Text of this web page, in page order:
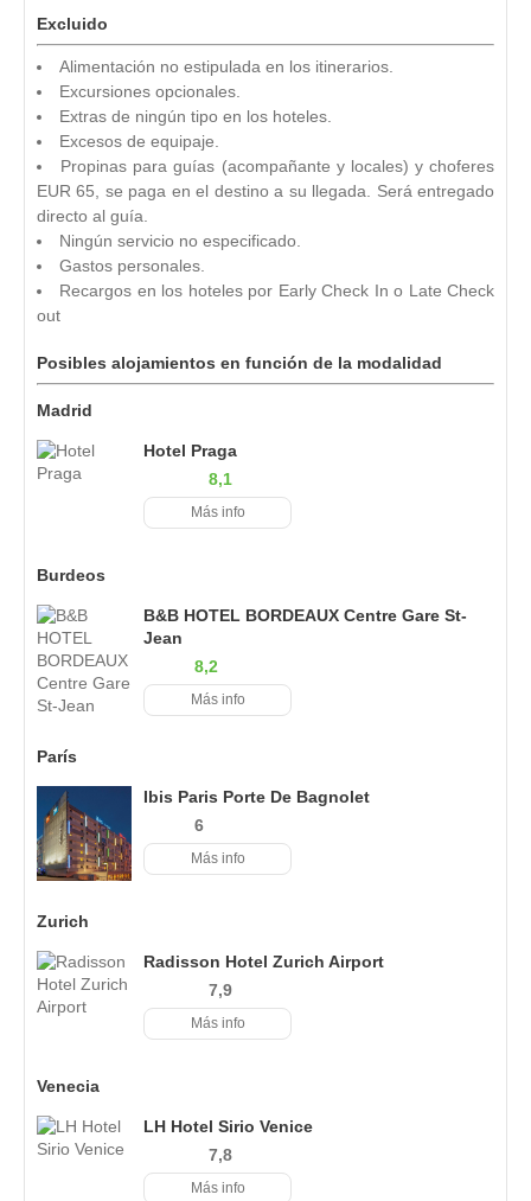
Excluido
Alimentación no estipulada en los itinerarios.
Excursiones opcionales.
Extras de ningún tipo en los hoteles.
Excesos de equipaje.
Propinas para guías (acompañante y locales) y choferes
EUR 65, se paga en el destino a su llegada. Será entregado
directo al guía.
Ningún servicio no especificado.
Gastos personales.
Recargos en los hoteles por Early Check In o Late Check
out
Posibles alojamientos en función de la modalidad
Madrid
Hotel Praga
8,1
Más info
Burdeos
B&B HOTEL BORDEAUX Centre Gare St-
Jean
8,2
Más info
París
Ibis Paris Porte De Bagnolet
6
Más info
Zurich
Radisson Hotel Zurich Airport
7,9
Más info
Venecia
LH Hotel Sirio Venice
7,8
Más info